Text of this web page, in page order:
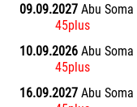
09.09.2027 Abu Soma
45plus
10.09.2026 Abu Soma
45plus
16.09.2027 Abu Soma